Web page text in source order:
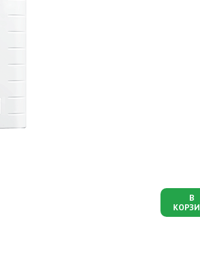
В